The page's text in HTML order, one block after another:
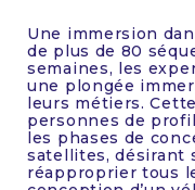
Une immersion
de plus de 80
semaines, les
une plongée
leurs métiers.
personnes de
les phases de
satellites, désirant
réapproprier tous